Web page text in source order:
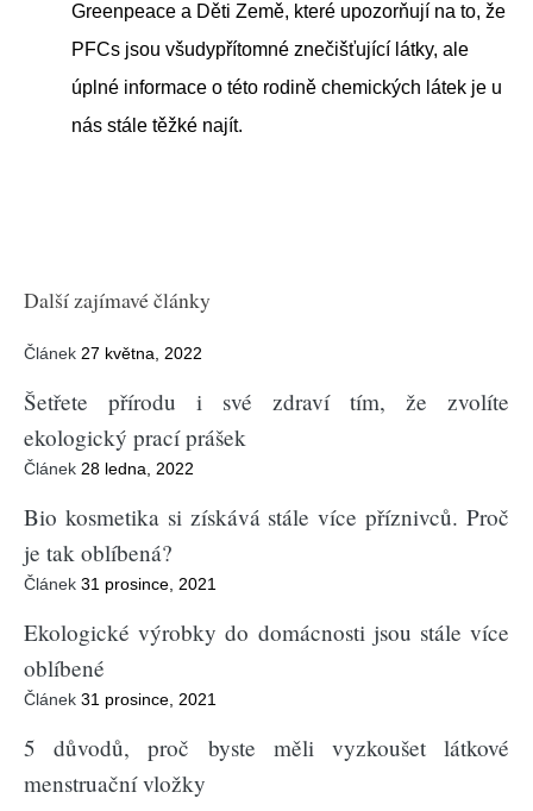
Greenpeace a Děti Země, které upozorňují na to, že
PFCs jsou všudypřítomné znečišťující látky, ale
úplné informace o této rodině chemických látek je u
nás stále těžké najít.
Další zajímavé články
Článek 27 května, 2022
Šetřete přírodu i své zdraví tím, že zvolíte
ekologický prací prášek
Článek 28 ledna, 2022
Bio kosmetika si získává stále více příznivců. Proč
je tak oblíbená?
Článek 31 prosince, 2021
Ekologické výrobky do domácnosti jsou stále více
oblíbené
Článek 31 prosince, 2021
5 důvodů, proč byste měli vyzkoušet látkové
menstruační vložky